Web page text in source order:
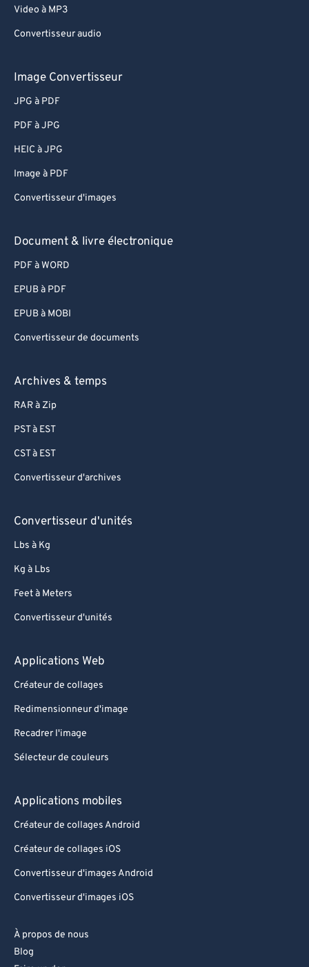
Video à MP3
Convertisseur audio
Image Convertisseur
JPG à PDF
PDF à JPG
HEIC à JPG
Image à PDF
Convertisseur d'images
Document & livre électronique
PDF à WORD
EPUB à PDF
EPUB à MOBI
Convertisseur de documents
Archives & temps
RAR à Zip
PST à EST
CST à EST
Convertisseur d'archives
Convertisseur d'unités
Lbs à Kg
Kg à Lbs
Feet à Meters
Convertisseur d'unités
Applications Web
Créateur de collages
Redimensionneur d'image
Recadrer l'image
Sélecteur de couleurs
Applications mobiles
Créateur de collages Android
Créateur de collages iOS
Convertisseur d'images Android
Convertisseur d'images iOS
À propos de nous
Blog